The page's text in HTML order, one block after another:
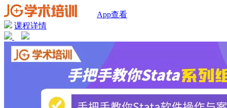
App查看
课程详情